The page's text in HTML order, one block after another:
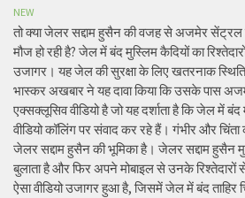
NEW
तो क्या जेलर सद्दाम हुसैन की वजह से अजमेर
मौज हो रही है? जेल में बंद मुस्लिम कैदियों का
उजागर। यह जेल की सुरक्षा के लिए खतरनाक
भास्कर अखबार ने यह दावा किया कि उसके पास
एक्सक्लूसिव वीडियो है जो यह दर्शाता है कि जेल में
वीडियो कॉलिंग पर संवाद कर रहे हैं। गंभीर और
जेलर सद्दाम हुसैन की भूमिका है। जेलर सद्दाम हुसैन
बुलाता है और फिर अपने मोबाइल से उनके
ऐसा वीडियो उजागर हुआ है, जिसमें जेल में बंद ताहिर